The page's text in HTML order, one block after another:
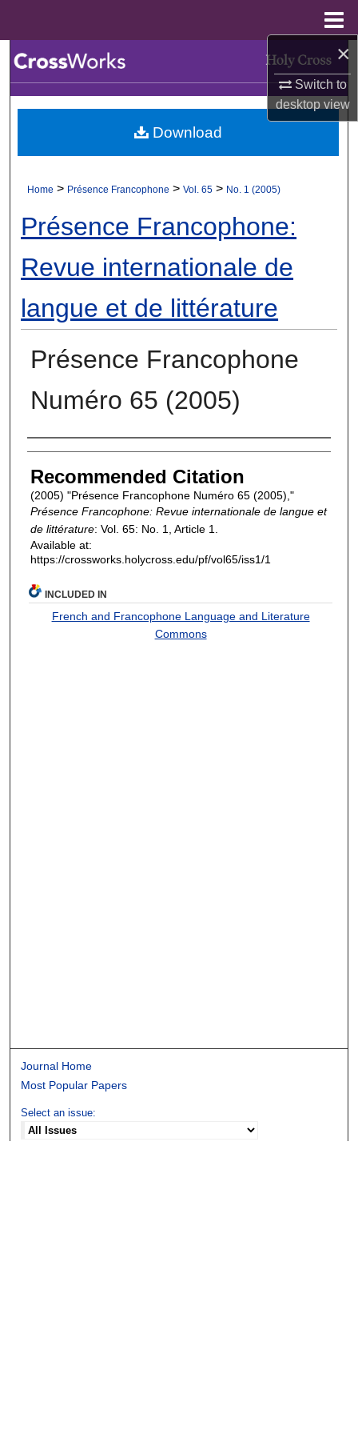
×
Switch to
desktopview
Browse Collections
My Account
Digital Commons Network™
Home > Présence Francophone > Vol. 65 > No. 1 (2005)
Présence Francophone:
Revue internationale de
langue et de littérature
Présence Francophone
Numéro 65 (2005)
Authors
Recommended Citation
(2005) "Présence Francophone Numéro 65 (2005),"
Présence Francophone: Revue internationale de langue et
de littérature: Vol. 65: No. 1, Article 1.
Available at:
https://crossworks.holycross.edu/pf/vol65/iss1/1
Download
INCLUDED IN
French and Francophone Language and Literature
Commons
Journal Home
Most Popular Papers
Select an issue: